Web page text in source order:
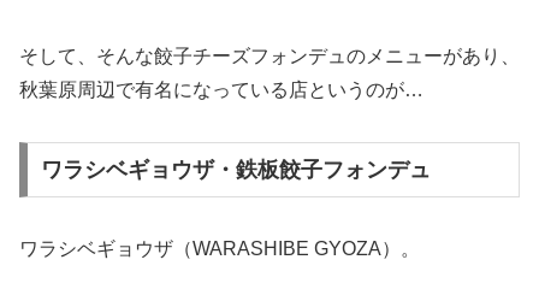
そして、そんな餃子チーズフォンデュのメニューがあり、
秋葉原周辺で有名になっている店というのが…
ワラシベギョウザ・鉄板餃子フォンデュ
ワラシベギョウザ（WARASHIBE GYOZA）。